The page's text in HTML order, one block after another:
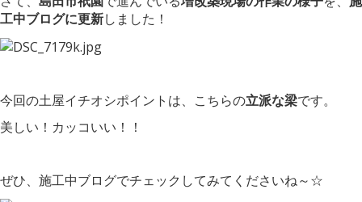
工中ブログに更新しました！
今回の土屋イチオシポイントは、こちらの立派な梁です。
美しい！カッコいい！！
ぜひ、施工中ブログでチェックしてみてくださいね～☆